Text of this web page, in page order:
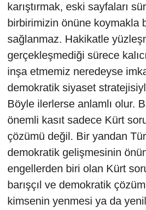
karıştırmak, eski sayfaları
birbirimizin önüne koymakla
sağlanmaz. Hakikatle
gerçekleşmediği sürece
inşa etmemiz neredeyse
demokratik siyaset
Böyle ilerlerse anlamlı olur.
önemli kasıt sadece Kürt
çözümü değil. Bir yandan
demokratik gelişmesinin
engellerden biri olan Kürt
barışçıl ve demokratik
kimsenin yenmesi ya da